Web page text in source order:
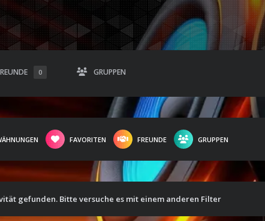
0 GRUPPEN
FAVORITEN FREUNDE GRUPPEN
gefunden. Bitte versuche es mit einem anderen Filter